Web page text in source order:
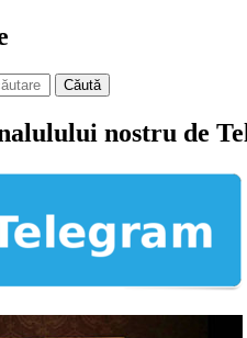
Căută
nostru de